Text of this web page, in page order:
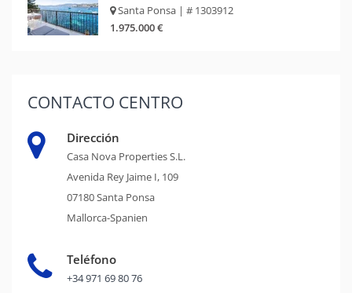
Santa Ponsa | # 1303912
1.975.000 €
CONTACTO CENTRO
Dirección
Casa Nova Properties S.L.
Avenida Rey Jaime I, 109
07180 Santa Ponsa
Mallorca-Spanien
Teléfono
+34 971 69 80 76